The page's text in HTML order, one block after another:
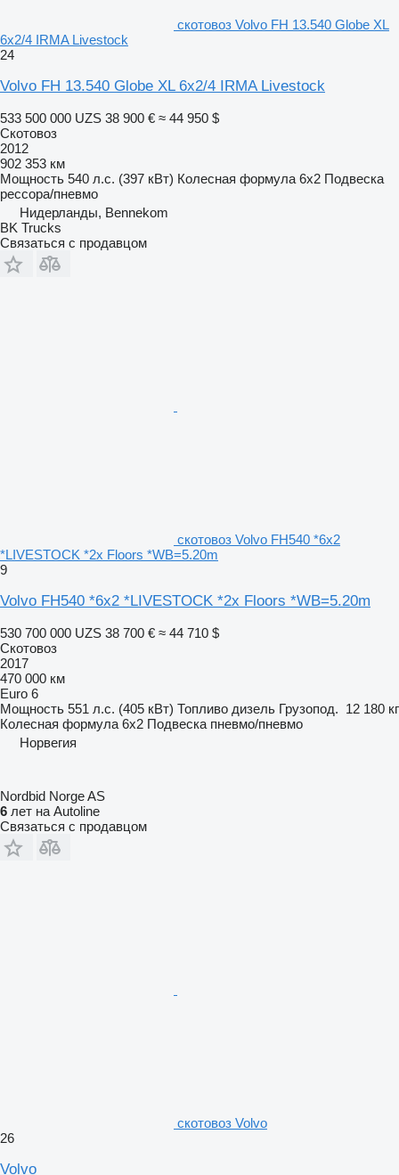
скотовоз Volvo FH 13.540 Globe XL
6x2/4 IRMA Livestock
24
Volvo FH 13.540 Globe XL 6x2/4 IRMA Livestock
533 500 000 UZS 38 900 € ≈ 44 950 $
Скотовоз
2012
902 353 км
Мощность 540 л.с. (397 кВт) Колесная формула 6x2 Подвеска
рессора/пневмо
Нидерланды, Bennekom
BK Trucks
Связаться с продавцом
скотовоз Volvo FH540 *6x2
*LIVESTOCK *2x Floors *WB=5.20m
9
Volvo FH540 *6x2 *LIVESTOCK *2x Floors *WB=5.20m
530 700 000 UZS 38 700 € ≈ 44 710 $
Скотовоз
2017
470 000 км
Euro 6
Мощность 551 л.с. (405 кВт) Топливо дизель Грузопод. 12 180 кг
Колесная формула 6x2 Подвеска пневмо/пневмо
Норвегия
Nordbid Norge AS
6 лет на Autoline
Связаться с продавцом
скотовоз Volvo
26
Volvo